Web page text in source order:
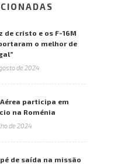
de cristo e os F-16M
o melhor de
de 2024
participa em
na Roménia
de 2024
de saída na missão